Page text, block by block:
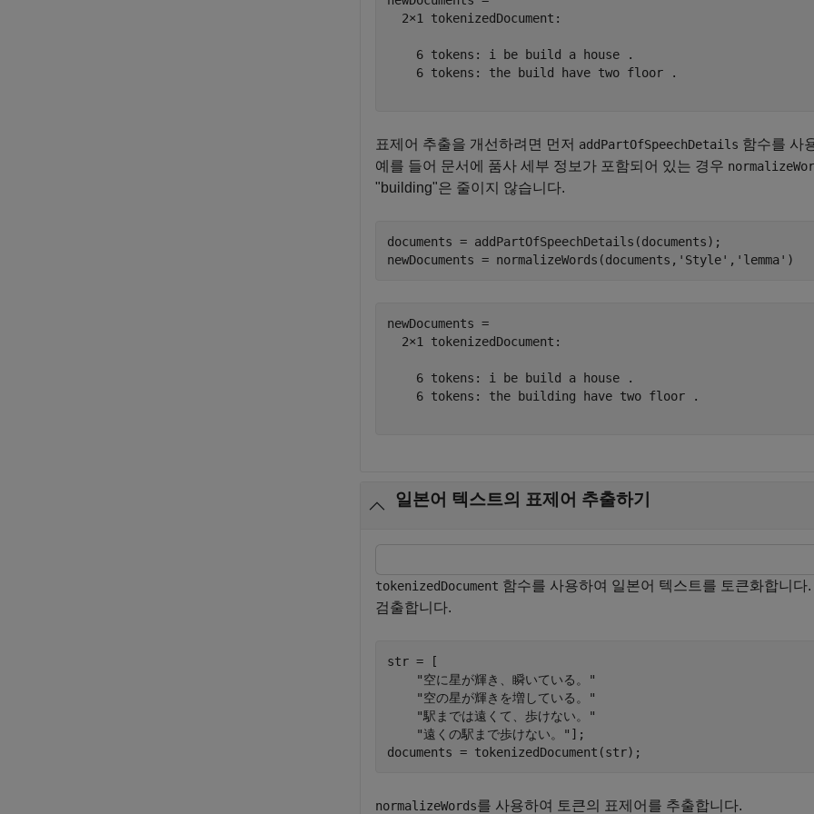
  2×1 tokenizedDocument:
    6 tokens: i be build a house .
    6 tokens: the build have two floor .
표제어 추출을 개선하려면 먼저 addPartOfSpeechDetails 함수를 사
예를 들어 문서에 품사 세부 정보가 포함되어 있는 경우
"building"은 줄이지 않습니다.
documents = addPartOfSpeechDetails(documents);
newDocuments = normalizeWords(documents, 'Style' , 'lemma' )
newDocuments =
  2×1 tokenizedDocument:
    6 tokens: i be build a house .
    6 tokens: the building have two floor .
일본어 텍스트의 표제어 추출하기
tokenizedDocument 함수를 사용하여 일본어 텍스트를 토큰화합니
검출합니다.
str = [
"空に星が輝き、瞬いている。"
"空の星が輝きを増している。"
"駅までは遠くて、歩けない。"
"遠くの駅まで歩けない。" ];
documents = tokenizedDocument(str);
normalizeWords를 사용하여 토큰의 표제어를 추출합니다.